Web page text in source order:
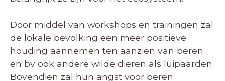
Door middel van workshops en trainingen zal
de lokale bevolking een meer positieve
houding aannemen ten aanzien van beren
en bv ook andere wilde dieren als luipaarden.
Bovendien zal hun angst voor beren